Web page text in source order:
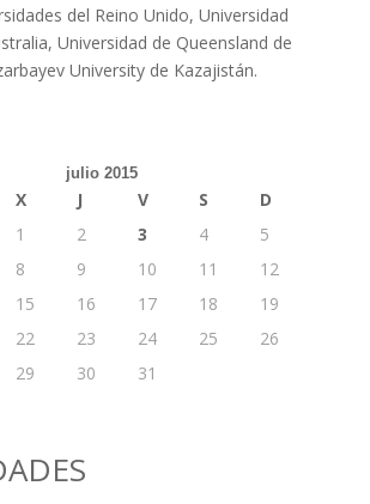
del Reino Unido, Universidad
Universidad de Queensland de
University de Kazajistán.
julio 2015
X J V S
D
1
2 3 4
5
8 9 10 11
12
15 16 17 18
19
22 23 24 25
26
29 30
31